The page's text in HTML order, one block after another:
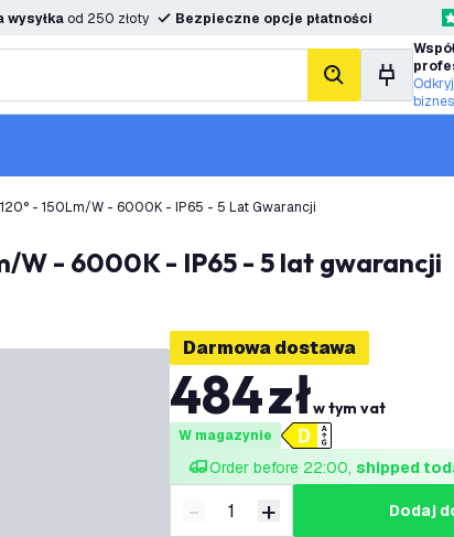
wysyłka od 250 złoty Bezpieczne opcje płatności
Szukaj
- 150Lm/W - 6000K - IP65 - 5 Lat Gwarancji
W - 6000K - IP65 - 5 lat gwarancji
Darmowa dostawa
484złw tym vat
W magazynie
Order before 22:00, shipped
Zmniejsz ilość
- Zwiększ ilość
+ dodaj